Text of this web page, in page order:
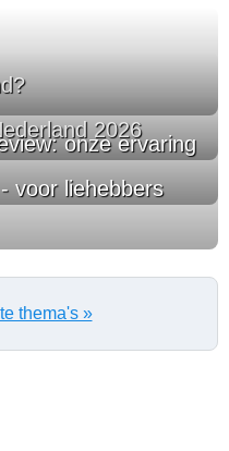
2026
onze ervaring
voor liehebbers
thema's »